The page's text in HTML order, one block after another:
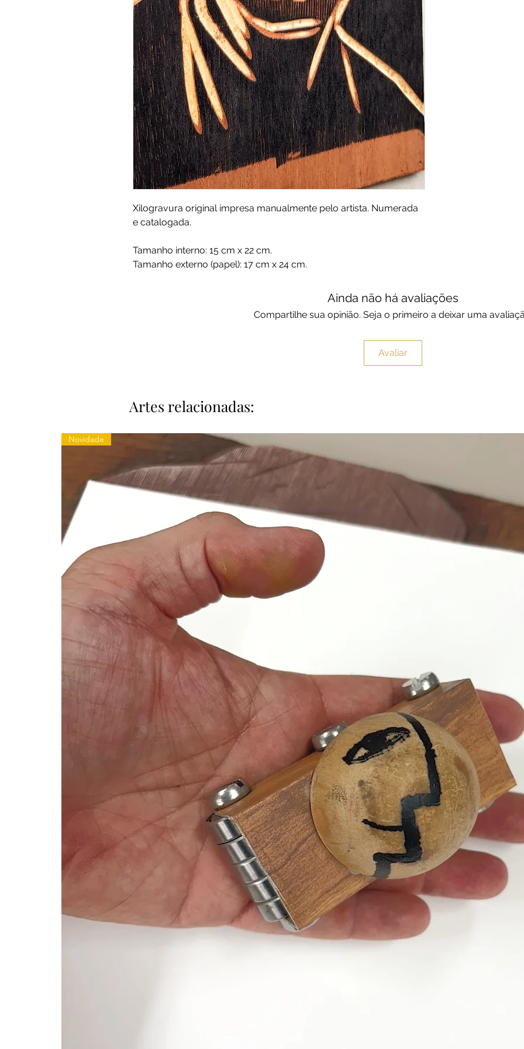
Xilogravura original impresa manualmente pelo artista. Numerada
e catalogada.
Tamanho interno: 15 cm x 22 cm.
Tamanho externo (papel): 17 cm x 24 cm.
Ainda não há avaliações
Compartilhe sua opinião. Seja o primeiro a deixar uma
Avaliar
Novidade
Artes relacionadas: